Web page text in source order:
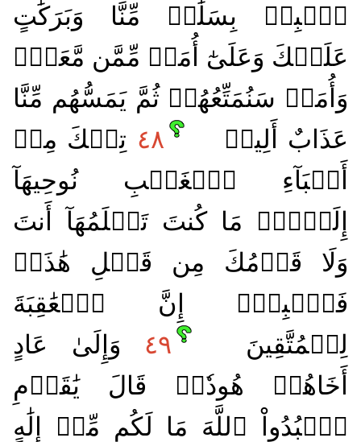
ٱهۡبِطۡ بِسَلَٰمٖ مِّنَّا وَبَرَكَٰتٍ
عَلَيۡكَ وَعَلَىٰٓ أُمَمٖ مِّمَّن مَّعَكَۚ
وَأُمَمٞ سَنُمَتِّعُهُمۡ ثُمَّ يَمَسُّهُم مِّنَّا
عَذَابٌ أَلِيمٞ
٤٨ تِلۡكَ مِنۡ
أَنۢبَآءِ ٱلۡغَيۡبِ نُوحِيهَآ
إِلَيۡكَۖ مَا كُنتَ تَعۡلَمُهَآ أَنتَ
وَلَا قَوۡمُكَ مِن قَبۡلِ هَٰذَاۖ
فَٱصۡبِرۡۖ إِنَّ ٱلۡعَٰقِبَةَ
لِلۡمُتَّقِينَ
٤٩ وَإِلَىٰ عَادٍ
أَخَاهُمۡ هُودٗاۚ قَالَ يَٰقَوۡمِ
ٱعۡبُدُواْ ٱللَّهَ مَا لَكُم مِّنۡ إِلَٰهٍ